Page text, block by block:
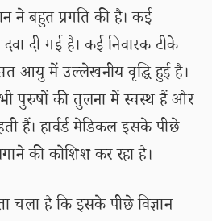
ने बहुत प्रगति की है। कई
दी गई है। कई निवारक टीके
आयु में उल्लेखनीय वृद्धि हुई है।
पुरुषों की तुलना में स्वस्थ हैं और
हैं। हार्वर्ड मेडिकल इसके पीछे
की कोशिश कर रहा है।
चला है कि इसके पीछे विज्ञान